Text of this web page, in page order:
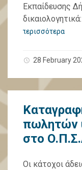
Εκπαίδευσης
δικαιολογητικά:
περισσότερα
28 February
πωλητών
στο
Οι κάτοχοι